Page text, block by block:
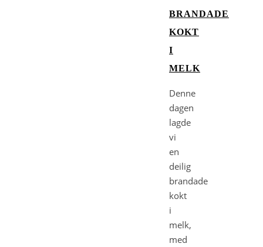
BRANDADE
KOKT
I
MELK
Denne
dagen
lagde
vi
en
deilig
brandade
kokt
i
melk,
med